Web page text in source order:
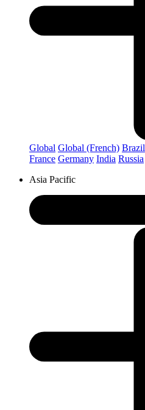
Global Global (French) Brazil
France Germany India Russia
Asia Pacific